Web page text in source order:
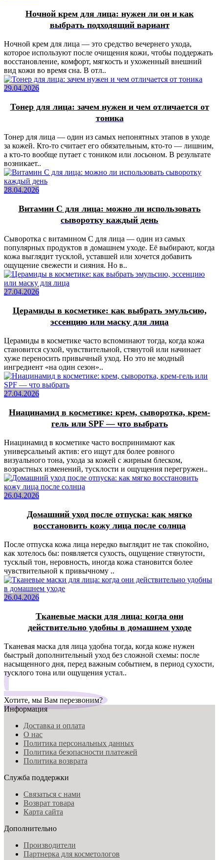
Ночной крем для лица: нужен ли он и как
выбрать подходящий вариант
Ночной крем для лица — это средство вечернего ухода,
которое используют после очищения кожи, чтобы поддержать
восстановление, комфорт, мягкость и ухоженный внешний
вид кожи во время сна. В отл..
29.04.2026
Тонер для лица: зачем нужен и чем отличается от
тоника
Тонер для лица — один из самых непонятных этапов в уходе
за кожей. Кто-то считает его обязательным, кто-то — лишним,
а кто-то вообще путает с тоником или лосьоном. В результате
возникает..
28.04.2026
Витамин C для лица: можно ли использовать
сыворотку каждый день
Сыворотка с витамином C для лица — один из самых
популярных продуктов в домашнем уходе. Её выбирают, когда
кожа выглядит тусклой, уставшей или хочется добавить
ощущение свежести и сияния. Но в..
27.04.2026
Церамиды в косметике: как выбрать эмульсию,
эссенцию или маску для лица
Церамиды в косметике часто вспоминают тогда, когда кожа
становится сухой, чувствительной, стянутой или начинает
хуже переносить привычный уход. Но это не модный
ингредиент «на один сезон»..
27.04.2026
Ниацинамид в косметике: крем, сыворотка, крем-
гель или SPF — что выбрать
Ниацинамид в косметике часто воспринимают как
универсальный актив: его ищут для более ровного
визуального тона, ухода за кожей с жирным блеском,
возрастных изменений, тусклости и ощущения перегружен..
26.04.2026
Домашний уход после отпуска: как мягко
восстановить кожу лица после солнца
После отпуска кожа лица нередко выглядит не так спокойно,
как хотелось бы: появляется сухость, ощущение стянутости,
тусклый тон, неровность, иногда кожа становится более
чувствительной к привычному ..
26.04.2026
Тканевые маски для лица: когда они
действительно удобны в домашнем уходе
Тканевая маска для лица удобна тогда, когда коже нужен
быстрый дополнительный уход без сложной схемы: после
насыщенного дня, перед важным событием, в период сухости,
тусклого тона или ощущения устал..
Хотите, мы Вам перезвоним?
Информация
Доставка и оплата
О нас
Политика персональных данных
Политика безопасности платежей
Политика возврата
Служба поддержки
Связаться с нами
Возврат товара
Карта сайта
Дополнительно
Производители
Партнерка для косметологов